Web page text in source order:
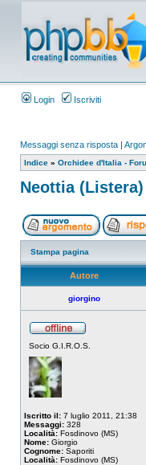
Login Iscriviti
Messaggi senza risposta |
Indice » Orchidee d'Italia -
Neottia
Stampa pagina
Autore
giorgino
Socio G.I.R.O.S.
Iscritto il: 7 luglio 2011, 21:38
Messaggi: 328
Località: Fosdinovo (MS)
Nome: Giorgio
Cognome: Saporiti
Località: Fosdinovo (MS)